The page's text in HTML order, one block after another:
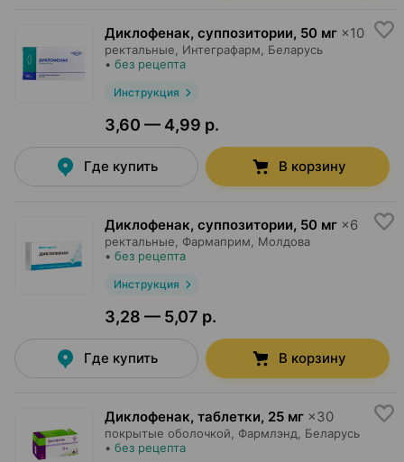
Диклофенак, суппозитории, 50 мг ×10
ректальные, Интеграфарм , Беларусь
• без рецепта
Инструкция
3,60 — 4,99 р.
Где купить В корзину
Диклофенак, суппозитории, 50 мг ×6
ректальные, Фармаприм , Молдова
• без рецепта
Инструкция
3,28 — 5,07 р.
Где купить В корзину
Диклофенак, таблетки, 25 мг ×30
покрытые оболочкой, Фармлэнд , Беларусь
• без рецепта